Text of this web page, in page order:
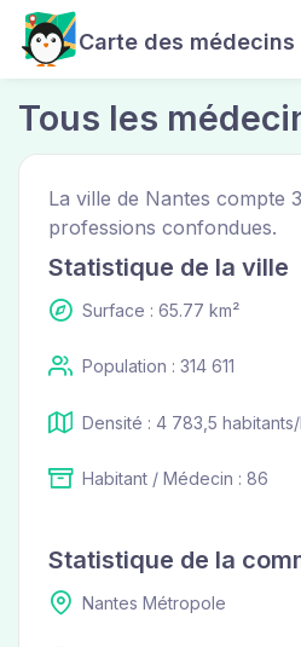
Carte des médecins
Tous les
La ville de Nantes compte
professions confondues.
Statistique de la ville
Surface : 65.77 km²
Population : 314 611
Densité : 4 783,5 habitants/
Habitant / Médecin : 86
Statistique de la
Nantes Métropole